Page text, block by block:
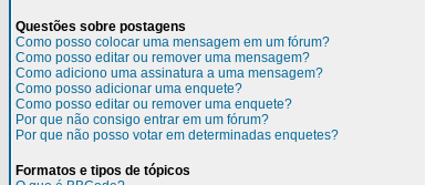
Questões sobre postagens
Como posso colocar uma mensagem em um fórum?
Como posso editar ou remover uma mensagem?
Como adiciono uma assinatura a uma mensagem?
Como posso adicionar uma enquete?
Como posso editar ou remover uma enquete?
Por que não consigo entrar em um fórum?
Por que não posso votar em determinadas enquetes?
Formatos e tipos de tópicos